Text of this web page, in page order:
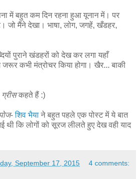
में बहुत कम दिन रहना हुआ यूनान में। पर
जो मैंने देखा। भाषा, लोग, जगहें, खँडहर,
पुराने खंडहरों को देख कर लगा यहाँ
कभी मंत्रोचर किया होगा। खैर... बाकी
ग्रीसकहते हैं :)
-शिव भैया ने बहुत पहले एक पोस्ट में ये बात
थी कि लोगों को सूरज लीलते हुए देख वही याद
September 17, 2015 4 comments: